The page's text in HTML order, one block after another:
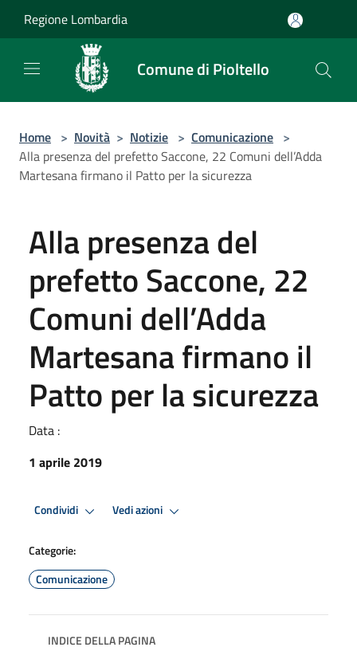
Regione Lombardia
Comune di Pioltello
Home > Novità > Notizie > Comunicazione >
Alla presenza del prefetto Saccone, 22 Comuni dell’Adda
Martesana firmano il Patto per la sicurezza
Alla presenza del
prefetto Saccone, 22
Comuni dell’Adda
Martesana firmano il
Patto per la sicurezza
Data :
1 aprile 2019
Condividi Vedi azioni
Categorie:
Comunicazione
INDICE DELLA PAGINA